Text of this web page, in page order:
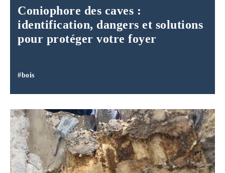
Coniophore des caves :
identification, dangers et solutions
pour protéger votre foyer
#bois